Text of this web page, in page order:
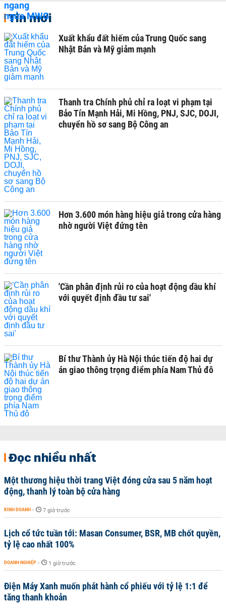
Tin mới
Xuất khẩu đất hiếm của Trung Quốc sang
Nhật Bản và Mỹ giảm mạnh
Thanh tra Chính phủ chỉ ra loạt vi phạm tại
Bảo Tín Mạnh Hải, Mi Hồng, PNJ, SJC, DOJI,
chuyển hồ sơ sang Bộ Công an
Hơn 3.600 món hàng hiệu giả trong cửa hàng
nhờ người Việt đứng tên
'Cần phân định rủi ro của hoạt động dầu khí
với quyết định đầu tư sai'
Bí thư Thành ủy Hà Nội thúc tiến độ hai dự
án giao thông trọng điểm phía Nam Thủ đô
Đọc nhiều nhất
Một thương hiệu thời trang Việt đóng cửa sau 5 năm hoạt
động, thanh lý toàn bộ cửa hàng
KINH DOANH - 7 giờ trước
Lịch cổ tức tuần tới: Masan Consumer, BSR, MB chốt quyền,
tỷ lệ cao nhất 100%
DOANH NGHIỆP - 1 giờ trước
Điện Máy Xanh muốn phát hành cổ phiếu với tỷ lệ 1:1 để
tăng thanh khoản